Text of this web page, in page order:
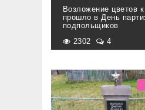
Возложение цветов
прошло в День
подпольщиков
2302 4